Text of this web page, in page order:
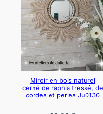
Miroir en bois naturel
cerné de raphia tressé, de
cordes et perles Ju0136